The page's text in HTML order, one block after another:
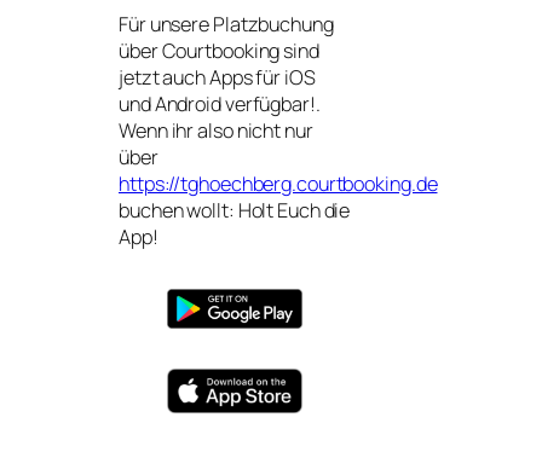
Für unsere Platzbuchung
über Courtbooking sind
jetzt auch Apps für iOS
und Android verfügbar!.
Wenn ihr also nicht nur
über
https://tghoechberg.courtbooking.de
buchen wollt: Holt Euch die
App!